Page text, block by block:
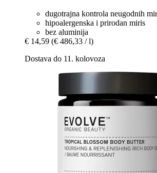
dugotrajna kontrola neugodnih
hipoalergenska i prirodan miris
bez aluminija
€ 14,59 (€ 486,33 / l)
Dostava do 11. kolovoza